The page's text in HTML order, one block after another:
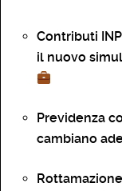
Contributi
il nuovo
Previdenza
cambiano